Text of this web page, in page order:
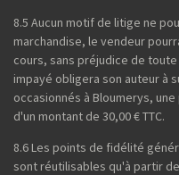
8.5 Aucun motif de litige ne
marchandise, le vendeur
cours, sans préjudice de
impayé obligera son auteur à
occasionnés à Bloumerys,
d'un montant de 30,00 € TTC.
8.6 Les points de fidélité
sont réutilisables qu'à partir